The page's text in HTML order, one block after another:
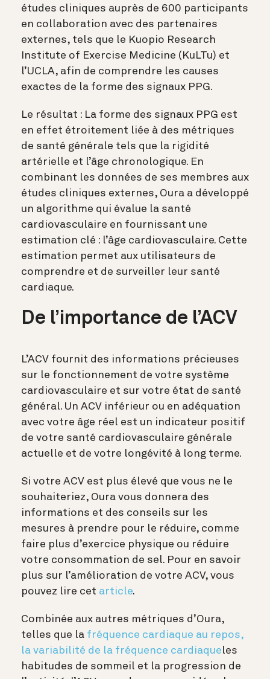
études cliniques auprès de 600 participants
en collaboration avec des partenaires
externes, tels que le Kuopio Research
Institute of Exercise Medicine (KuLTu) et
l’UCLA, afin de comprendre les causes
exactes de la forme des signaux PPG.
Le résultat : La forme des signaux PPG est
en effet étroitement liée à des métriques
de santé générale tels que la rigidité
artérielle et l’âge chronologique. En
combinant les données de ses membres aux
études cliniques externes, Oura a développé
un algorithme qui évalue la santé
cardiovasculaire en fournissant une
estimation clé : l’âge cardiovasculaire. Cette
estimation permet aux utilisateurs de
comprendre et de surveiller leur santé
cardiaque.
De l’importance de l’ACV
L’ACV fournit des informations précieuses
sur le fonctionnement de votre système
cardiovasculaire et sur votre état de santé
général. Un ACV inférieur ou en adéquation
avec votre âge réel est un indicateur positif
de votre santé cardiovasculaire générale
actuelle et de votre longévité à long terme.
Si votre ACV est plus élevé que vous ne le
souhaiteriez, Oura vous donnera des
informations et des conseils sur les
mesures à prendre pour le réduire, comme
faire plus d’exercice physique ou réduire
votre consommation de sel. Pour en savoir
plus sur l’amélioration de votre ACV, vous
pouvez lire cet article.
Combinée aux autres métriques d’Oura,
telles que la fréquence cardiaque au repos,
la variabilité de la fréquence cardiaqueles
habitudes de sommeil et la progression de